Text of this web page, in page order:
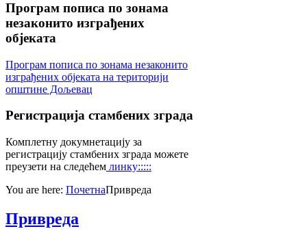
Програм пописа по зонама
незаконито изграђених
објеката
Програм пописа по зонама незаконито
изграђених објеката на територији
општине Дољевац
Регистрација стамбених зграда
Комплетну докумнетацију за
регистрацију стамбених зграда можете
преузети на следећем линку:::::
You are here: ПочетнаПривреда
Привреда